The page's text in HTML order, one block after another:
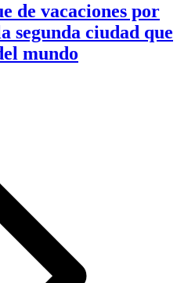
de vacaciones por
segunda ciudad que
mundo